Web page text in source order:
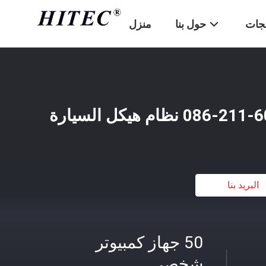
منزل حول بنا
البريد بنا
50 جهاز كمبيوتر